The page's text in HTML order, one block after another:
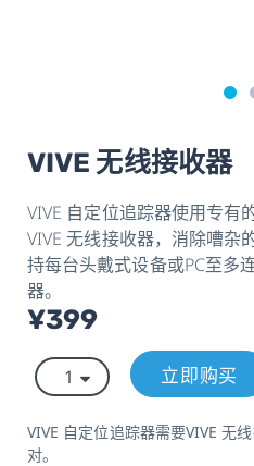
VIVE 无线接收器
VIVE 自定位追踪器使用专有
VIVE 无线接收器，消除嘈杂
持每台头戴式设备或PC至多
器。
¥399
立即购买
VIVE 自定位追踪器需要VIVE 无
对。